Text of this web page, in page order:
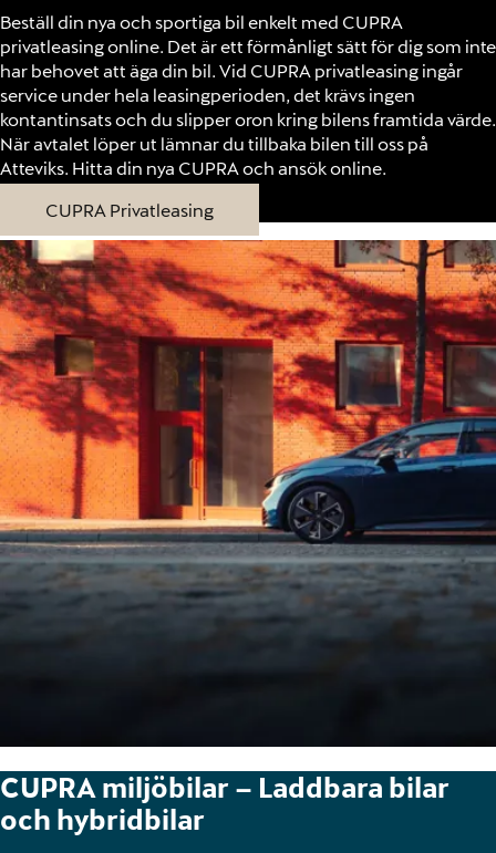
Beställ din nya och sportiga bil enkelt med CUPRA
privatleasing online. Det är ett förmånligt sätt för dig som inte
har behovet att äga din bil. Vid CUPRA privatleasing ingår
service under hela leasingperioden, det krävs ingen
kontantinsats och du slipper oron kring bilens framtida värde.
När avtalet löper ut lämnar du tillbaka bilen till oss på
Atteviks. Hitta din nya CUPRA och ansök online.
CUPRA Privatleasing
CUPRA miljöbilar – Laddbara bilar
och hybridbilar